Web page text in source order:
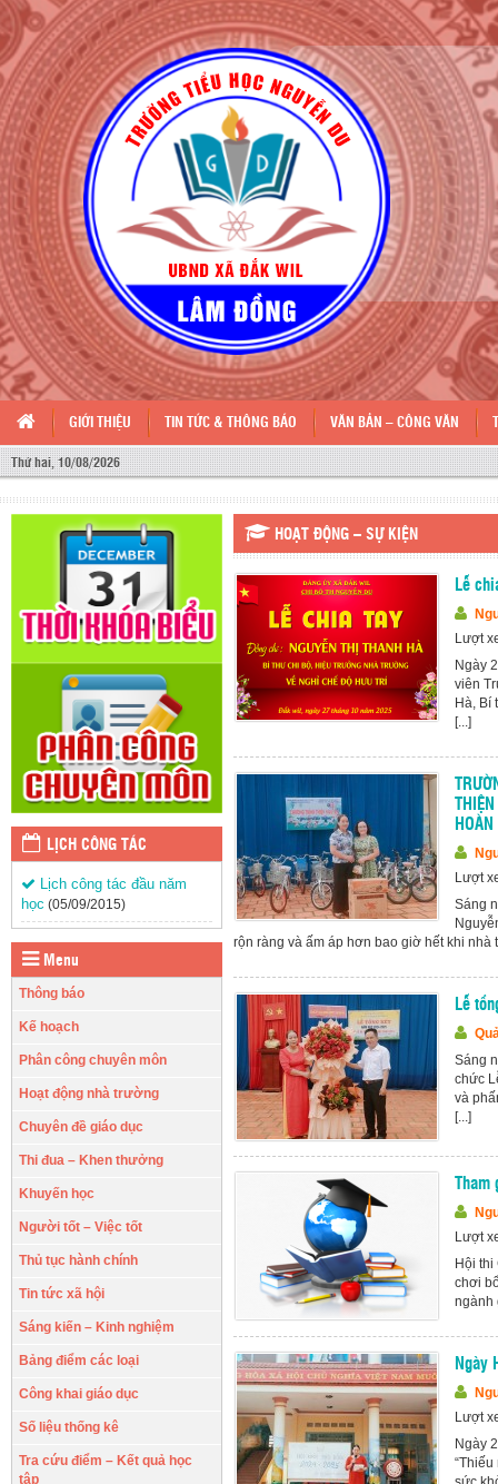
GIỚI THIỆU TIN TỨC & THÔNG BÁO VĂN BẢN – CÔNG VĂN
Thứ hai, 10/08/2026
LỊCH CÔNG TÁC
Lịch công tác đầu năm
học (05/09/2015)
Menu
Thông báo
Kế hoạch
Phân công chuyên môn
Hoạt động nhà trường
Chuyên đề giáo dục
Thi đua – Khen thưởng
Khuyến học
Người tốt – Việc tốt
Thủ tục hành chính
Tin tức xã hội
Sáng kiến – Kinh nghiệm
Bảng điểm các loại
Công khai giáo dục
Số liệu thống kê
Tra cứu điểm – Kết quả học
tập
HOẠT ĐỘNG – SỰ KIỆN
Lễ
Lượt
Ngày
viên
Hà, Bí
[...]
Lượt
Sáng
rộn ràng và ấm áp hơn bao giờ hết khi nhà
Lễ
Sáng
chức
và
[...]
Lượt
Hội
chơi
ngành
Ngày
Lượt
Ngày